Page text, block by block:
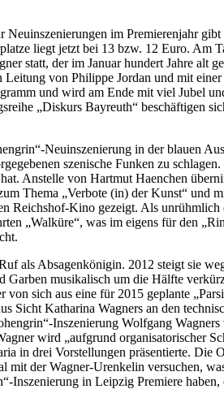
im Pre­mie­ren­jahr
liegt jetzt bei 13 bzw. 12 Euro.
statt, der im Ja­nu­ar hun­dert Jah­re alt
von Phil­ip­pe Jor­dan und mit
und wird am Ende mit viel Ju­bel
„Dis­kurs Bay­reuth“ be­schäf­ti­gen
Neuinszenierung in der blau­en
sze­ni­sche Fun­ken zu
An­stel­le von Hart­mut Haen­chen
The­ma „Ver­bo­te (in) der Kunst“ und
Reichs­hof-Kino ge­zeigt. Als
„Wal­kü­re“, was im ei­gens für den
als Ab­sa­gen­kö­ni­gin. 2012 steigt sie
mu­si­ka­lisch um die Hälf­te
von sich aus eine für 2015 ge­plan­te
Ka­tha­ri­na Wag­ners an den
Inszenierung Wolf­gang
wird „auf­grund or­ga­ni­sa­to­ri­scher
in drei Vor­stel­lun­gen prä­sen­tier­te. Die
mit der Wag­ner-Ur­en­ke­lin ver­su­chen,
in Leip­zig Pre­mie­re